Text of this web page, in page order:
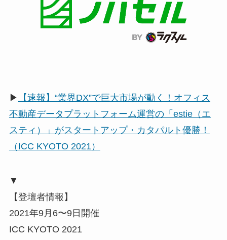
▶
【速報】“業界DX”で巨大市場が動く！オフィス
不動産データプラットフォーム運営の「estie（エ
スティ）」がスタートアップ・カタパルト優勝！
（ICC KYOTO 2021）
▼
【登壇者情報】
2021年9月6〜9日開催
ICC KYOTO 2021